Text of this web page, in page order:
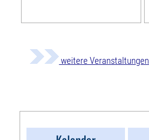
weitere Veranstaltungen